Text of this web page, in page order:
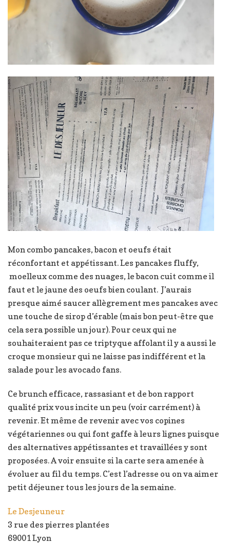
Mon combo pancakes, bacon et oeufs était
réconfortant et appétissant. Les pancakes fluffy,
moelleux comme des nuages, le bacon cuit comme il
faut et le jaune des oeufs bien coulant. J’aurais
presque aimé saucer allègrement mes pancakes avec
une touche de sirop d’érable (mais bon peut-être que
cela sera possible un jour). Pour ceux qui ne
souhaiteraient pas ce triptyque affolant il y a aussi le
croque monsieur qui ne laisse pas indifférent et la
salade pour les avocado fans.
Ce brunch efficace, rassasiant et de bon rapport
qualité prix vous incite un peu (voir carrément) à
revenir. Et même de revenir avec vos copines
végétariennes ou qui font gaffe à leurs lignes puisque
des alternatives appétissantes et travaillées y sont
proposées. A voir ensuite si la carte sera amenée à
évoluer au fil du temps. C’est l’adresse ou on va aimer
petit déjeuner tous les jours de la semaine.
Le Desjeuneur
3 rue des pierres plantées
69001 Lyon